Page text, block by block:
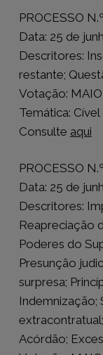
PROCESSO
Data: 25 de
Descritores:
restante;
Votação:
Temática: Cível
Consulte aqui
PROCESSO
Data: 25 de
Descritores:
Reapreciação
Poderes do
Presunção
surpresa;
Indemnização;
Acórdão;